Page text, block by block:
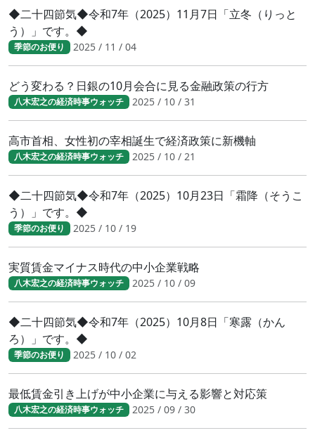
◆二十四節気◆令和7年（2025）11月7日「立冬（りっと
う）」です。◆
季節のお便り 2025 / 11 / 04
どう変わる？日銀の10月会合に見る金融政策の行方
八木宏之の経済時事ウォッチ 2025 / 10 / 31
高市首相、女性初の宰相誕生で経済政策に新機軸
八木宏之の経済時事ウォッチ 2025 / 10 / 21
◆二十四節気◆令和7年（2025）10月23日「霜降（そうこ
う）」です。◆
季節のお便り 2025 / 10 / 19
実質賃金マイナス時代の中小企業戦略
八木宏之の経済時事ウォッチ 2025 / 10 / 09
◆二十四節気◆令和7年（2025）10月8日「寒露（かん
ろ）」です。◆
季節のお便り 2025 / 10 / 02
最低賃金引き上げが中小企業に与える影響と対応策
八木宏之の経済時事ウォッチ 2025 / 09 / 30